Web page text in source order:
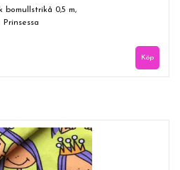
bomullstrikå 0,5 m,
Prinsessa